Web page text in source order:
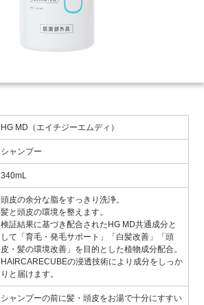
HG MD（エイチジーエムディ）
シャンプー
340mL
頭皮の余分な脂をすっきり洗浄。
髪と頭皮の環境を整えます。
検証結果に基づき配合されたHG MD共通成分と
して「育毛・発毛サポート」「白髪改善」「頭
皮・髪の環境改善」を目的とした植物成分配合。
HAIRCARECUBEの浸透技術により成分をしっか
りと届けます。
シャンプーの前に髪・頭皮をお湯で十分にすすい